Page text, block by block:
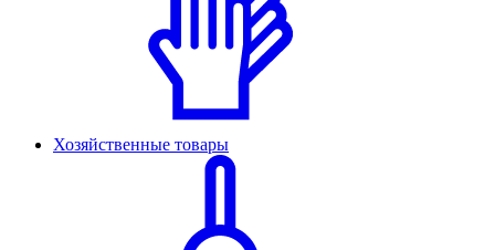
Хозяйственные товары